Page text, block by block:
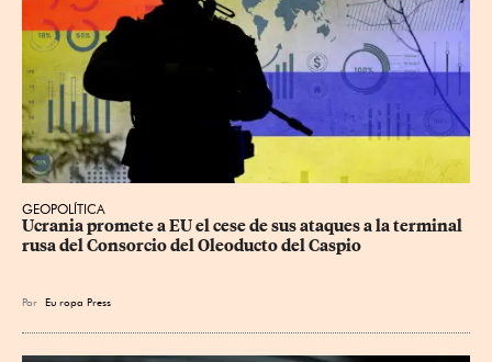
GEOPOLÍTICA
Ucrania promete a EU el cese de sus ataques a la terminal
rusa del Consorcio del Oleoducto del Caspio
Por Eu ropa Press